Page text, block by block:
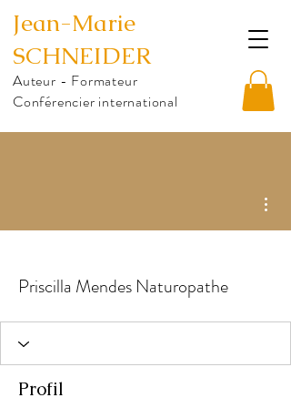
Jean-Marie
SCHNEIDER
Auteur - Formateur
Conférencier international
Priscilla Mendes Naturopathe
Profil